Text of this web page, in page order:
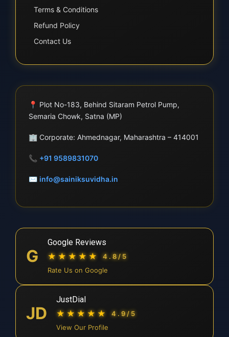
Terms & Conditions
Refund Policy
Contact Us
📍 Plot No-183, Behind Sitaram Petrol Pump,
Semaria Chowk, Satna (MP)
🏢 Corporate: Ahmednagar, Maharashtra – 414001
📞 +91 9589831070
✉ info@sainiksuvidha.in
G
Google Reviews
★★★★★
4.8/5
Rate Us on Google
JD
JustDial
★★★★★
4.9/5
View Our Profile